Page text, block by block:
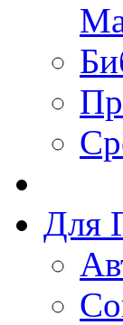
Для